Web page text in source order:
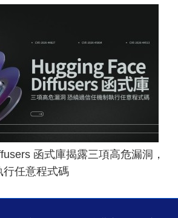
函式庫揭露三項高危漏洞，
行任意程式碼